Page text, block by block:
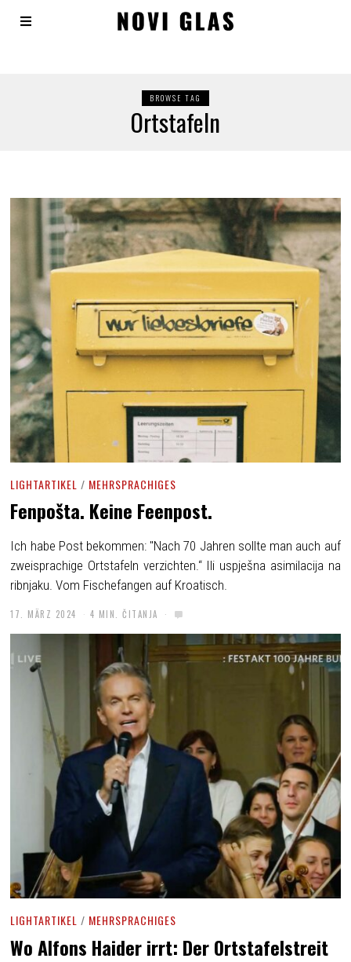
BROWSE TAG
Ortstafeln
LIGHTARTIKEL / MEHRSPRACHIGES
Fenpošta. Keine Feenpost.
Ich habe Post bekommen: "Nach 70 Jahren sollte man auch auf
zweisprachige Ortstafeln verzichten.“ Ili uspješna asimilacija na
ribnjaku. Vom Fischefangen auf Kroatisch.
17. MÄRZ 2024 4 MIN. ČITANJA
LIGHTARTIKEL / MEHRSPRACHIGES
Wo Alfons Haider irrt: Der Ortstafelstreit